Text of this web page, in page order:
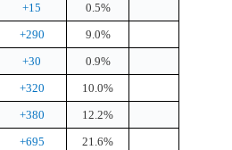
+15
0.5%
+290
9.0%
+30
0.9%
+320
10.0%
+380
12.2%
+695
21.6%